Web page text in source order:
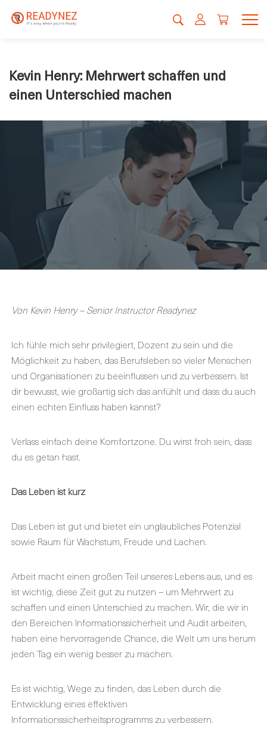
Kevin Henry: Mehrwert schaffen und
einen Unterschied machen
Von Kevin Henry – Senior Instructor Readynez
Ich fühle mich sehr privilegiert, Dozent zu sein und die
Möglichkeit zu haben, das Berufsleben so vieler Menschen
und Organisationen zu beeinflussen und zu verbessern. Ist
dir bewusst, wie großartig sich das anfühlt und dass du auch
einen echten Einfluss haben kannst?
Verlass einfach deine Komfortzone. Du wirst froh sein, dass
du es getan hast.
Das Leben ist kurz
Das Leben ist gut und bietet ein unglaubliches Potenzial
sowie Raum für Wachstum, Freude und Lachen.
Arbeit macht einen großen Teil unseres Lebens aus, und es
ist wichtig, diese Zeit gut zu nutzen – um Mehrwert zu
schaffen und einen Unterschied zu machen. Wir, die wir in
den Bereichen Informationssicherheit und Audit arbeiten,
haben eine hervorragende Chance, die Welt um uns herum
jeden Tag ein wenig besser zu machen.
Es ist wichtig, Wege zu finden, das Leben durch die
Entwicklung eines effektiven
Informationssicherheitsprogramms zu verbessern.